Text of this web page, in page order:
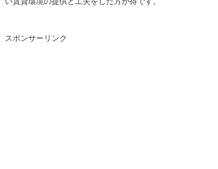
スポンサーリンク